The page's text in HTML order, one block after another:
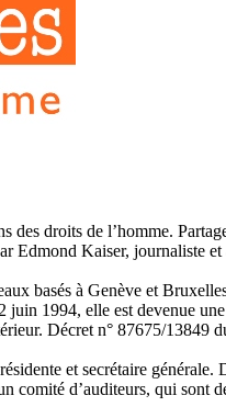
droits de l’homme.
Edmond Kaiser, journaliste et
basés à Genève et
1994, elle est devenue
Décret n° 87675/13849
et secrétaire
d’auditeurs, qui sont